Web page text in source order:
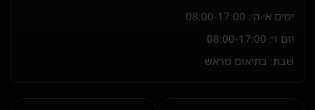
ימים א׳-ה׳: 08:00-17:00
יום ו׳: 08:00-17:00
שבת: בתיאום מראש